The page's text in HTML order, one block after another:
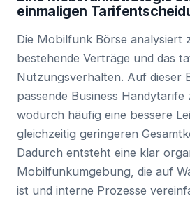
einmaligen
Die Mobilfunk Börse analysiert
bestehende Verträge und das
Nutzungsverhalten. Auf dieser
passende Business Handytarife
wodurch häufig eine bessere
gleichzeitig geringeren
Dadurch entsteht eine klar
Mobilfunkumgebung, die auf
ist und interne Prozesse